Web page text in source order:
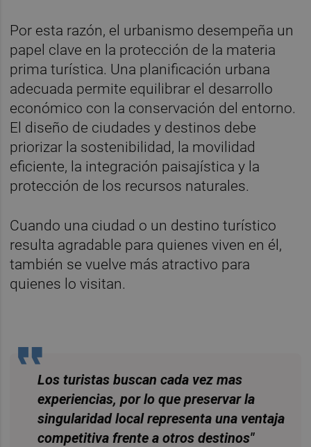
Por esta razón, el urbanismo desempeña un
papel clave en la protección de la materia
prima turística. Una planificación urbana
adecuada permite equilibrar el desarrollo
económico con la conservación del entorno.
El diseño de ciudades y destinos debe
priorizar la sostenibilidad, la movilidad
eficiente, la integración paisajística y la
protección de los recursos naturales.
Cuando una ciudad o un destino turístico
resulta agradable para quienes viven en él,
también se vuelve más atractivo para
quienes lo visitan.
Los turistas buscan cada vez mas
experiencias, por lo que preservar la
singularidad local representa una ventaja
competitiva frente a otros destinos"